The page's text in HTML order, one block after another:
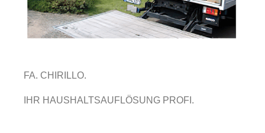
FA. CHIRILLO.
IHR HAUSHALTSAUFLÖSUNG PROFI.